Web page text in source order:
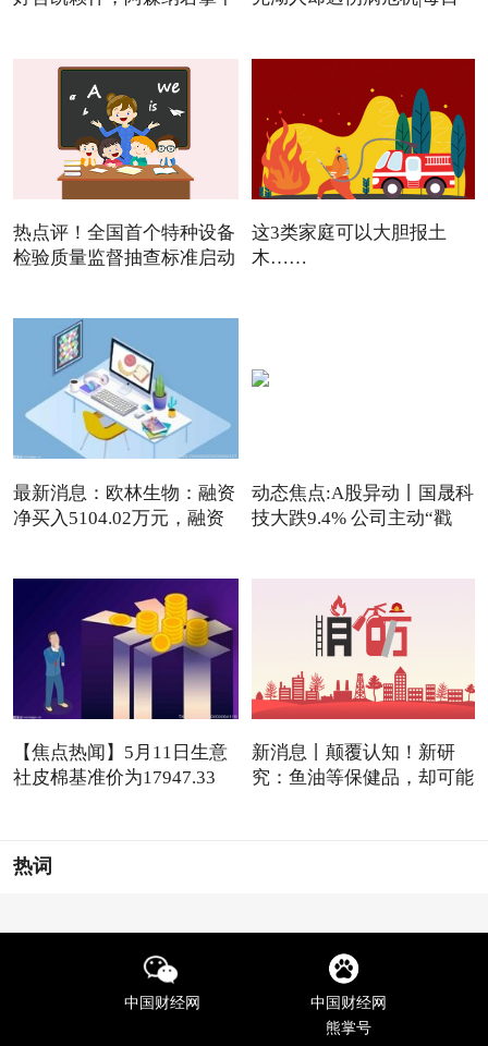
热点评！全国首个特种设备
检验质量监督抽查标准启动
这3类家庭可以大胆报土
木……
最新消息：欧林生物：融资
净买入5104.02万元，融资
动态焦点:A股异动丨国晟科
技大跌9.4% 公司主动“戳
【焦点热闻】5月11日生意
社皮棉基准价为17947.33
新消息丨颠覆认知！新研
究：鱼油等保健品，却可能
热词
中国财经网
中国财经网
熊掌号